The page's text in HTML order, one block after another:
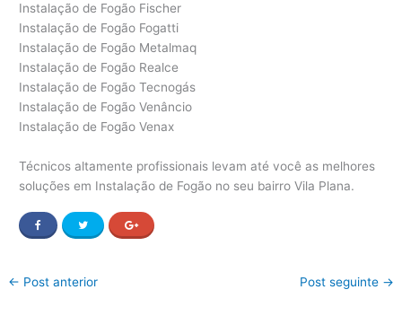
Instalação de Fogão Fischer
Instalação de Fogão Fogatti
Instalação de Fogão Metalmaq
Instalação de Fogão Realce
Instalação de Fogão Tecnogás
Instalação de Fogão Venâncio
Instalação de Fogão Venax
Técnicos altamente profissionais levam até você as melhores
soluções em Instalação de Fogão no seu bairro Vila Plana.
← Post anterior Post seguinte →